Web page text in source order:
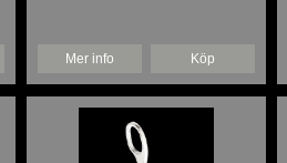
Mer info Köp